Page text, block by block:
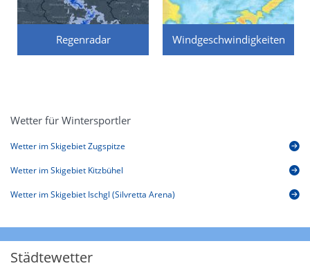
Regenradar Windgeschwindigkeiten
Wetter für Wintersportler
Wetter im Skigebiet Zugspitze
Wetter im Skigebiet Kitzbühel
Wetter im Skigebiet Ischgl (Silvretta Arena)
Städtewetter